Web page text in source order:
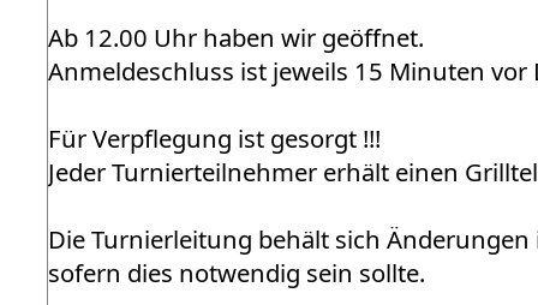
Ab 12.00 Uhr haben wir geöffnet.
Anmeldeschluss ist jeweils 15 Minuten vor
Für Verpflegung ist gesorgt !!!
Jeder Turnierteilnehmer erhält einen
Die Turnierleitung behält sich
sofern dies notwendig sein sollte.